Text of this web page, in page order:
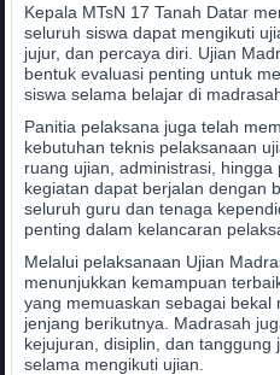
Kepala MTsN 17 Tanah Datar
seluruh siswa dapat mengikuti
jujur, dan percaya diri. Ujian
bentuk evaluasi penting untuk
siswa selama belajar di
Panitia pelaksana juga telah
kebutuhan teknis pelaksanaan
ruang ujian, administrasi, hingga
kegiatan dapat berjalan dengan
seluruh guru dan tenaga
penting dalam kelancaran
Melalui pelaksanaan Ujian
menunjukkan kemampuan
yang memuaskan sebagai bekal
jenjang berikutnya. Madrasah
kejujuran, disiplin, dan
selama mengikuti ujian.